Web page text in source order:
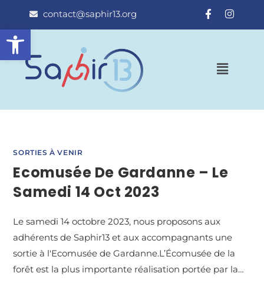
Ouvrir la barre d’outils
contact@saphir13.org
SORTIES À VENIR
Ecomusée De Gardanne – Le
Samedi 14 Oct 2023
Le samedi 14 octobre 2023, nous proposons aux
adhérents de Saphir13 et aux accompagnants une
sortie à l'Ecomusée de Gardanne.L’Écomusée de la
forêt est la plus importante réalisation portée par la…